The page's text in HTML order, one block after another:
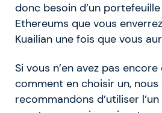
donc besoin d’un
Ethereums que vous
Kuailian une fois que vous
Si vous n’en avez pas
comment en choisir un, nous
recommandons d’utiliser